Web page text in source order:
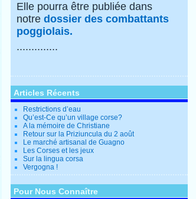
Elle pourra être publiée dans
notre dossier des combattants
poggiolais.
..............
Articles Récents
Restrictions d’eau
Qu’est-Ce qu’un village corse?
A la mémoire de Christiane
Retour sur la Priziuncula du 2 août
Le marché artisanal de Guagno
Les Corses et les jeux
Sur la lingua corsa
Vergogna !
Pour Nous Connaître